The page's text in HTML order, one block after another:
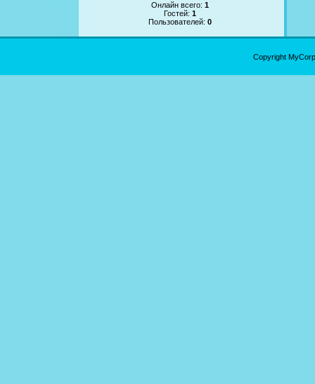
Онлайн всего:1
Гостей:1
Пользователей:0
Copyright